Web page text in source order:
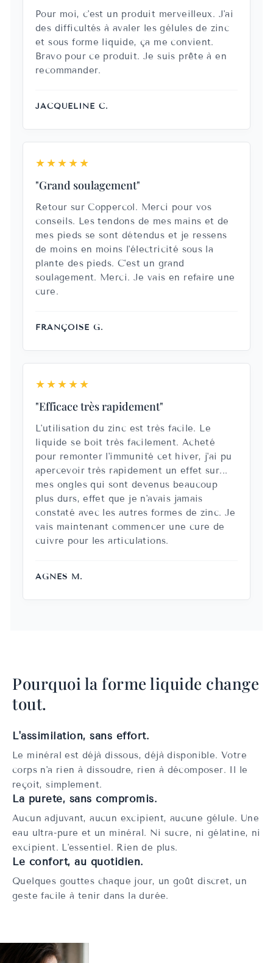
Pour moi, c'est un produit merveilleux. J'ai
des difficultés à avaler les gélules de zinc
et sous forme liquide, ça me convient.
Bravo pour ce produit. Je suis prête à en
recommander.
JACQUELINE C.
★★★★★
"Grand soulagement"
Retour sur Coppercol. Merci pour vos
conseils. Les tendons de mes mains et de
mes pieds se sont détendus et je ressens
de moins en moins l'électricité sous la
plante des pieds. C'est un grand
soulagement. Merci. Je vais en refaire une
cure.
FRANÇOISE G.
★★★★★
"Efficace très rapidement"
L'utilisation du zinc est très facile. Le
liquide se boit très facilement. Acheté
pour remonter l'immunité cet hiver, j'ai pu
apercevoir très rapidement un effet sur...
mes ongles qui sont devenus beaucoup
plus durs, effet que je n'avais jamais
constaté avec les autres formes de zinc. Je
vais maintenant commencer une cure de
cuivre pour les articulations.
AGNES M.
Pourquoi la forme liquide change
tout.
L'assimilation, sans effort.
Le minéral est déjà dissous, déjà disponible. Votre
corps n'a rien à dissoudre, rien à décomposer. Il le
reçoit, simplement.
La pureté, sans compromis.
Aucun adjuvant, aucun excipient, aucune gélule. Une
eau ultra-pure et un minéral. Ni sucre, ni gélatine, ni
excipient. L'essentiel. Rien de plus.
Le confort, au quotidien.
Quelques gouttes chaque jour, un goût discret, un
geste facile à tenir dans la durée.